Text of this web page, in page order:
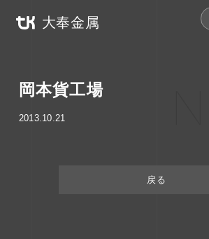
大奉金属
岡本貨工場
2013.10.21
戻る